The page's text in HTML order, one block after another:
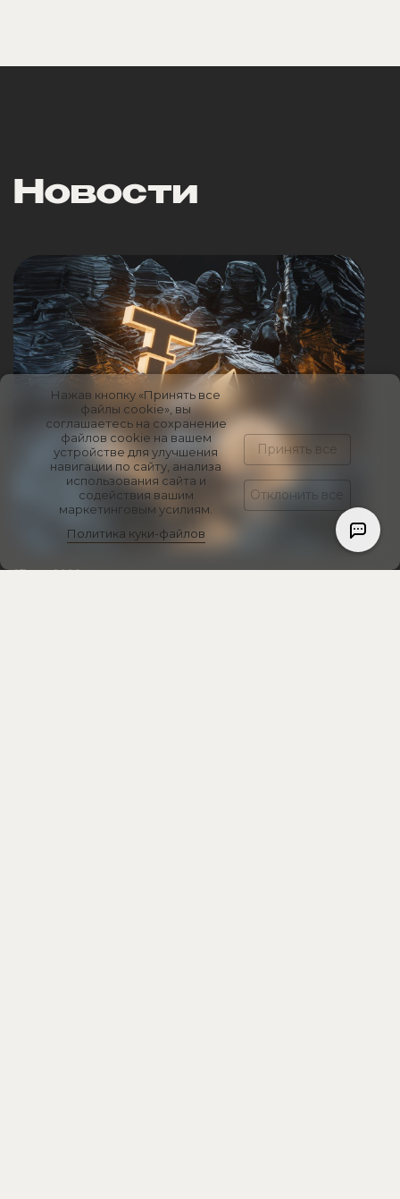
Новости
27 мая 2026
Нажав кнопку «Принять все
файлы cookie», вы
соглашаетесь на сохранение
файлов cookie на вашем
устройстве для улучшения
навигации по сайту, анализа
использования сайта и
содействия вашим
маркетинговым усилиям.
Политика куки-файлов
Принять все
Отклонить все